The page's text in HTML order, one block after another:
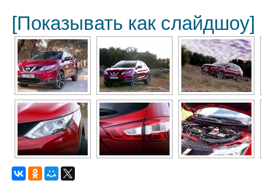
[Показывать как слайдшоу]